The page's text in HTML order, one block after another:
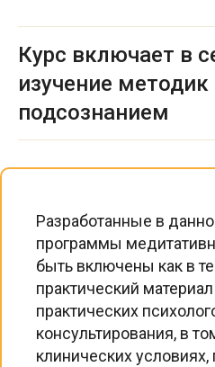
Курс включает в
изучение
подсознанием
Разработанные в
программы
быть включены как в
практический
практических
консультирования, в
клинических условиях,